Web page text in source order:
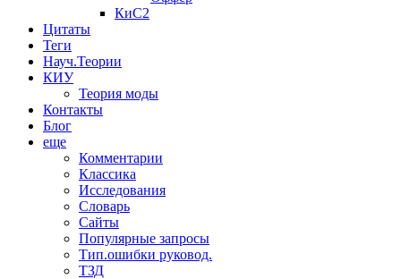
КиС2
Цитаты
Теги
Науч.Теории
КИУ
Теория моды
Контакты
Блог
еще
Комментарии
Классика
Исследования
Словарь
Сайты
Популярные запросы
Тип.ошибки руковод.
ТЗД